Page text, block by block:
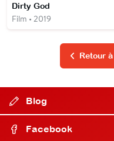
Dirty God
Film • 2019
Retour
Blog
Facebook